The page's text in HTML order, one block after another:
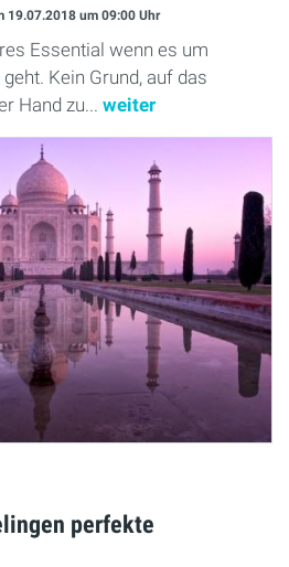
19.07.2018 um 09:00 Uhr
Essential wenn es um
Kein Grund, auf das
Hand zu... weiter
perfekte